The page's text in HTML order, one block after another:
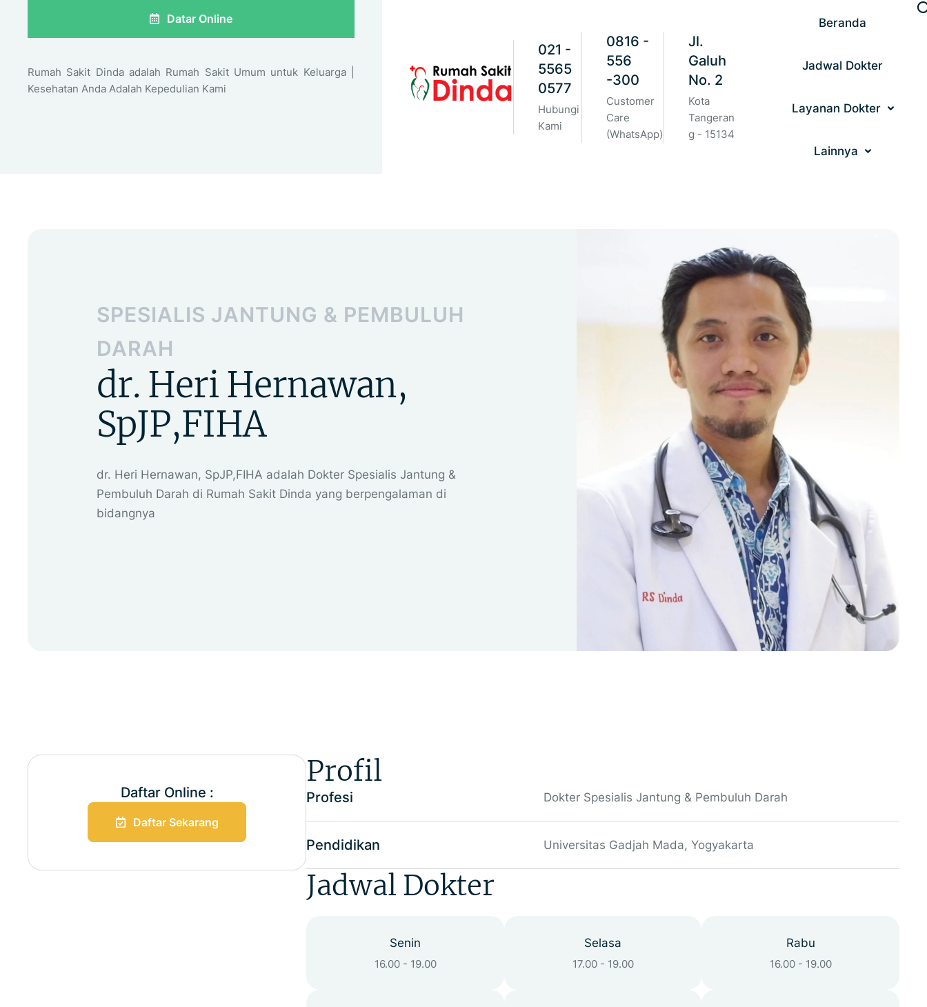
Rumah Sakit Dinda adalah Rumah Sakit Umum untuk Keluarga |
Kesehatan Anda Adalah Kepedulian Kami
Datar Online
021 -
5565
0577
Hubungi
Kami
0816 -
556
-300
Customer
Care
(WhatsApp)
Jl.
Galuh
No. 2
Kota
Tangeran
g - 15134
Beranda
Jadwal Dokter
Layanan Dokter
Lainnya
SPESIALIS JANTUNG & PEMBULUH
DARAH
dr. Heri Hernawan,
SpJP,FIHA
dr. Heri Hernawan, SpJP,FIHA adalah Dokter Spesialis Jantung &
Pembuluh Darah di Rumah Sakit Dinda yang berpengalaman di
bidangnya
Daftar Online :
Daftar Sekarang
Profil
Profesi Dokter Spesialis Jantung & Pembuluh Darah
Pendidikan Universitas Gadjah Mada, Yogyakarta
Jadwal Dokter
Senin
16.00 - 19.00
Selasa
17.00 - 19.00
Rabu
16.00 - 19.00